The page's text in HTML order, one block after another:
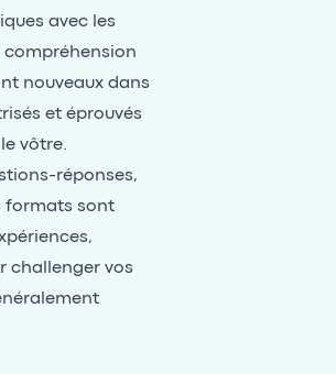
avec les
compréhension
nouveaux dans
et éprouvés
vôtre.
réponses,
formats sont
challenger vos